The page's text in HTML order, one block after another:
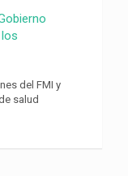
del FMI y
salud